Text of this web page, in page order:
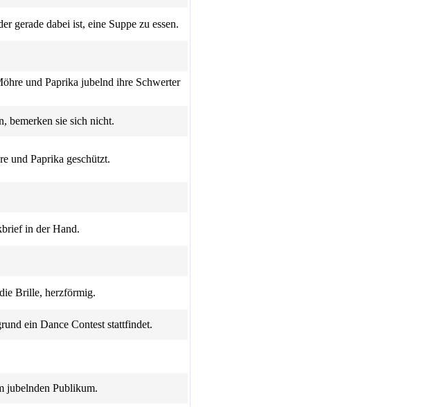
gerade dabei ist, eine Suppe zu essen.
und Paprika jubelnd ihre Schwerter
bemerken sie sich nicht.
und Paprika geschützt.
in der Hand.
Brille, herzförmig.
ein Dance Contest stattfindet.
jubelnden Publikum.